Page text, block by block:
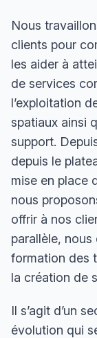
Nous
clients pour
les aider à
de services
l’exploitation
spatiaux ainsi
support.
depuis le
mise en place
nous
offrir à nos
parallèle,
formation des
la création de
Il s’agit d’un
évolution qui